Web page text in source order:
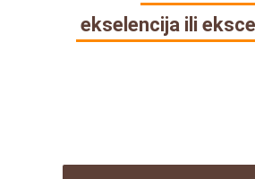
ekselencija ili